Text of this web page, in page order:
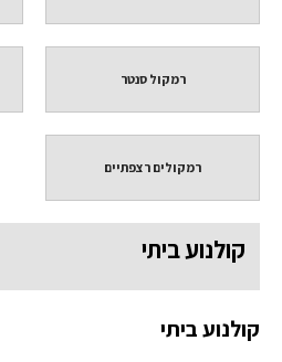
רמקול סנטר
רמקולים רצפתיים
קולנוע ביתי
קולנוע ביתי